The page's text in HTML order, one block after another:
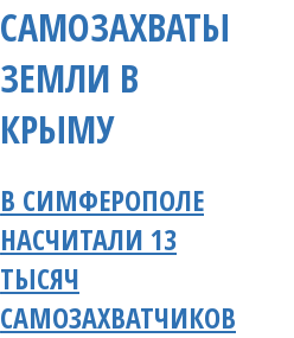
САМОЗАХВАТЫ
ЗЕМЛИ В
КРЫМУ
В СИМФЕРОПОЛЕ
НАСЧИТАЛИ 13
ТЫСЯЧ
САМОЗАХВАТЧИКОВ